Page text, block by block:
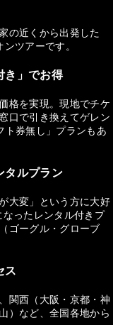
の近くから出発した
ツアーです。
き」でお得
格を実現。現地でチケ
口で引き換えてゲレン
ト券無し」プランもあ
タルプラン
大変」という方に大好
ったレンタル付きプ
ゴーグル・グローブ
ス
関西（大阪・京都・神
）など、全国各地から